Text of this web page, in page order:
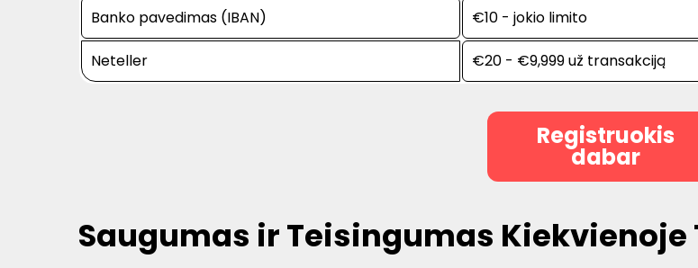
Banko pavedimas (IBAN) €10 - jokio limito
Neteller €20 - €9,999 už transakciją
Registruokis
dabar
Saugumas ir Teisingumas